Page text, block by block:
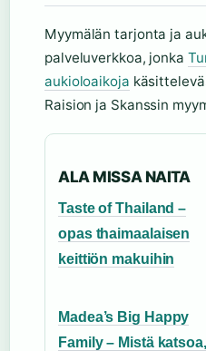
Myymälän tarjonta ja
palveluverkkoa, jonka
aukioloaikoja
Raision ja Skanssin
ALA MISSA NAITA
Taste of Thailand –
opas thaimaalaisen
keittiön makuihin
Madea’s Big Happy
Family – Mistä katsoa,